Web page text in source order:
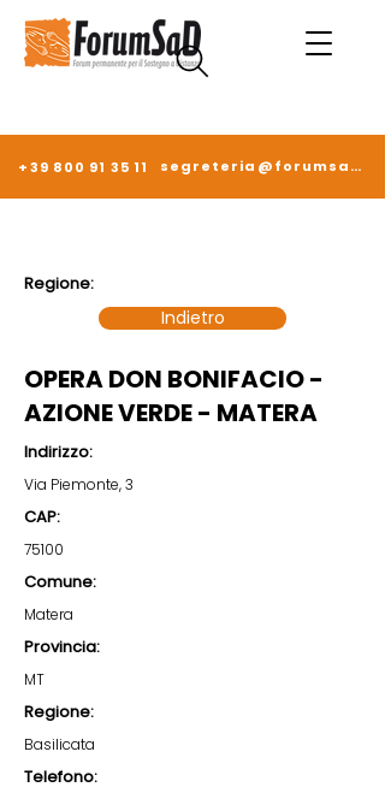
+39 800 91 35 11 segreteria@forumsad.it
Regione:
Indietro
OPERA DON BONIFACIO -
AZIONE VERDE - MATERA
Indirizzo:
Via Piemonte, 3
CAP:
75100
Comune:
Matera
Provincia:
MT
Regione:
Basilicata
Telefono: